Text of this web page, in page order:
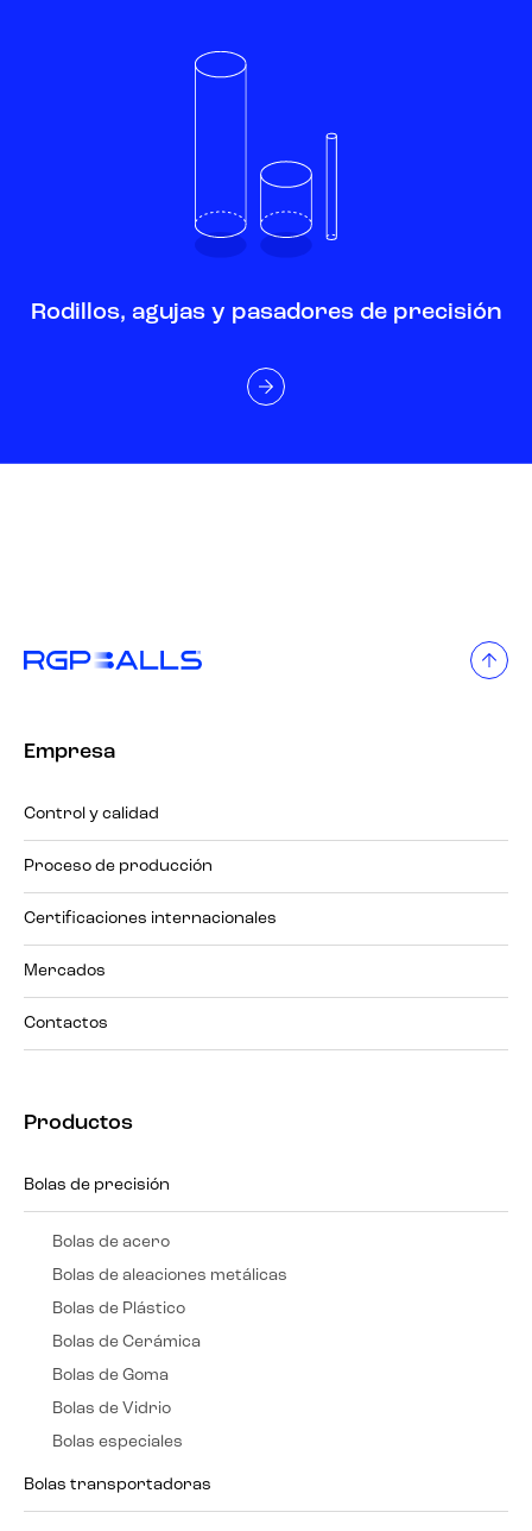
Rodillos, agujas y pasadores de precisión
Empresa
Control y calidad
Proceso de producción
Certificaciones internacionales
Mercados
Contactos
Productos
Bolas de precisión
Bolas de acero
Bolas de aleaciones metálicas
Bolas de Plástico
Bolas de Cerámica
Bolas de Goma
Bolas de Vidrio
Bolas especiales
Bolas transportadoras